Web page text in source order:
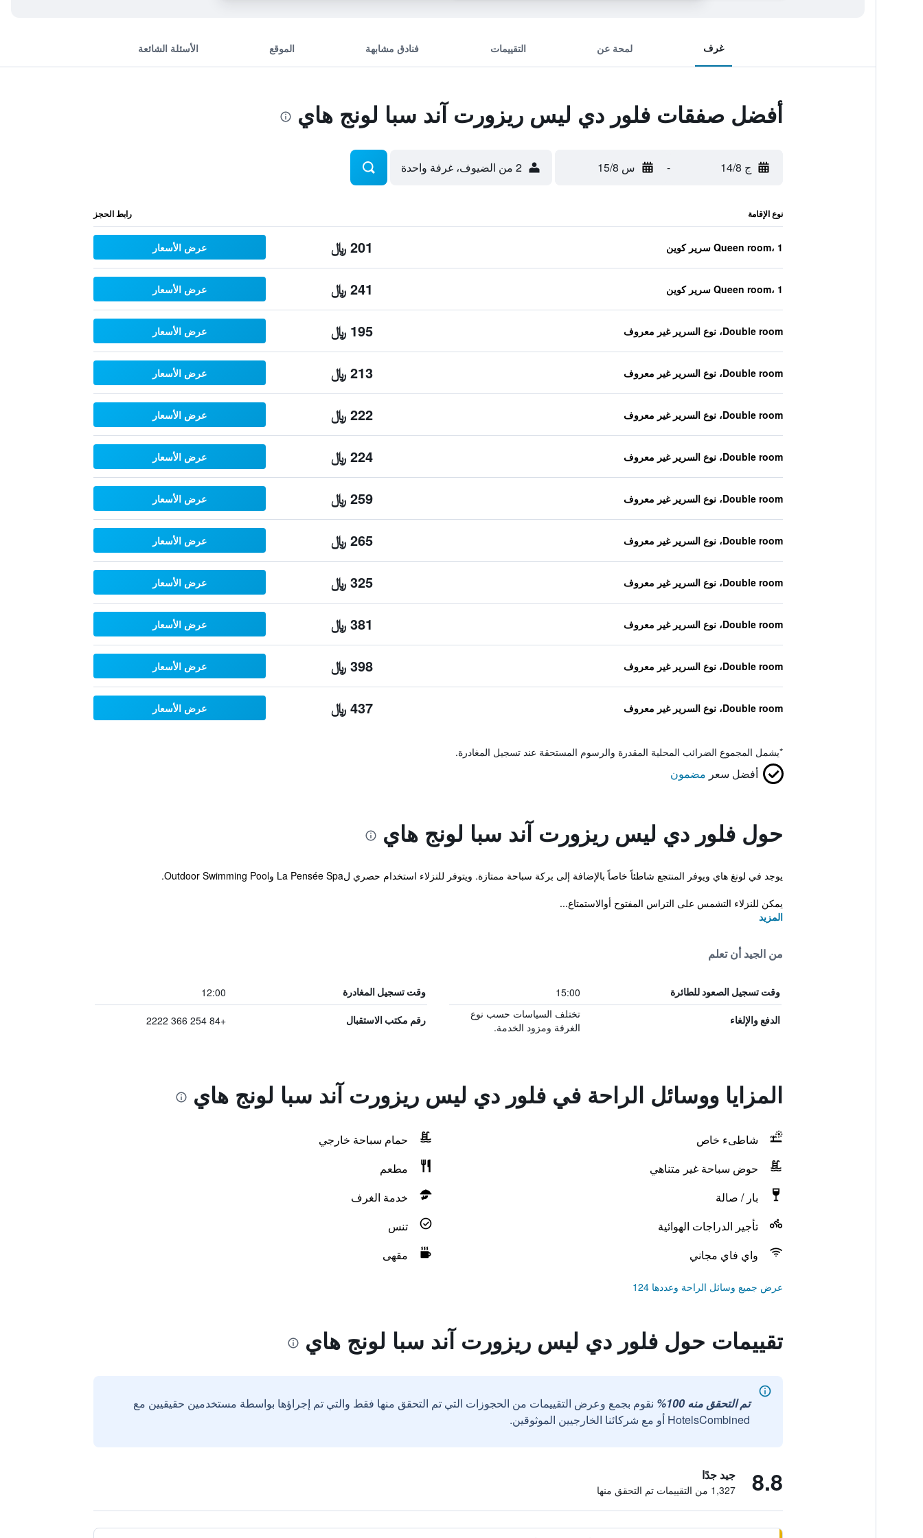
غرف لمحة عن التقييمات فنادق مشابهة الموقع الأسئلة الشائعة
أفضل صفقات فلور دي ليس ريزورت آند سبا لونج هاي
ج 14/8 - س 15/8 2 من الضيوف، غرفة واحدة
نوع الإقامة رابط الحجز
Queen room، 1 سرير كوين 201 ﷼ عرض الأسعار
Queen room، 1 سرير كوين 241 ﷼ عرض الأسعار
Double room، نوع السرير غير معروف 195 ﷼ عرض الأسعار
Double room، نوع السرير غير معروف 213 ﷼ عرض الأسعار
Double room، نوع السرير غير معروف 222 ﷼ عرض الأسعار
Double room، نوع السرير غير معروف 224 ﷼ عرض الأسعار
Double room، نوع السرير غير معروف 259 ﷼ عرض الأسعار
Double room، نوع السرير غير معروف 265 ﷼ عرض الأسعار
Double room، نوع السرير غير معروف 325 ﷼ عرض الأسعار
Double room، نوع السرير غير معروف 381 ﷼ عرض الأسعار
Double room، نوع السرير غير معروف 398 ﷼ عرض الأسعار
Double room، نوع السرير غير معروف 437 ﷼ عرض الأسعار
*يشمل المجموع الضرائب المحلية المقدرة والرسوم المستحقة عند تسجيل المغادرة.
أفضل سعر مضمون
حول فلور دي ليس ريزورت آند سبا لونج هاي
يوجد في لونغ هاي ويوفر المنتجع شاطئاً خاصاً بالإضافة إلى بركة سباحة ممتازة. ويتوفر للنزلاء استخدام حصري لLa Pensée Spa وOutdoor Swimming Pool.
يمكن للنزلاء التشمس على التراس المفتوح أوالاستمتاع...
المزيد
من الجيد أن تعلم
وقت تسجيل الصعود للطائرة 15:00 وقت تسجيل المغادرة 12:00
الدفع والإلغاء
تختلف السياسات حسب نوع
الغرفة ومزود الخدمة.
رقم مكتب الاستقبال +84 254 366 2222
المزايا ووسائل الراحة في فلور دي ليس ريزورت آند سبا لونج هاي
شاطىء خاص
حمام سباحة خارجي
حوض سباحة غير متناهي
مطعم
بار / صالة
خدمة الغرف
تأجير الدراجات الهوائية
تنس
واي فاي مجاني
مقهى
عرض جميع وسائل الراحة وعددها 124
تقييمات حول فلور دي ليس ريزورت آند سبا لونج هاي
تم التحقق منه 100%
نقوم بجمع وعرض التقييمات من الحجوزات التي تم التحقق منها فقط والتي تم إجراؤها بواسطة مستخدمين حقيقيين مع
HotelsCombined أو مع شركائنا الخارجيين الموثوقين.
8.8 جيد جدًا
1,327 من التقييمات تم التحقق منها